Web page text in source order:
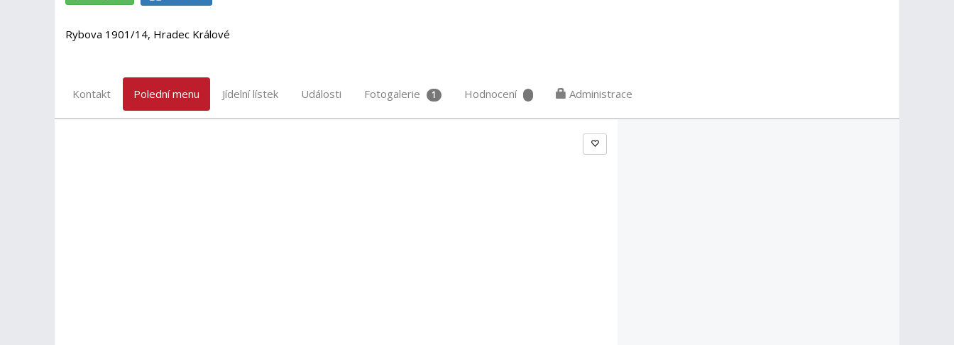
Rybova 1901/14, Hradec Králové
Kontakt Polední menu Jídelní lístek Události Fotogalerie 1 Hodnocení Administrace